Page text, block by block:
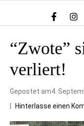
“Zwote”
verliert!
Gepostet am4.
Hinterlasse einen